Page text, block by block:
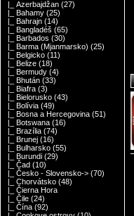
|_ Azerbajdžan (27)
|_ Bahamy (25)
|_ Bahrajn (14)
|_ Bangladéš (65)
|_ Barbados (30)
|_ Barma (Mjanmarsko) (25)
|_ Belgicko (11)
|_ Belize (18)
|_ Bermudy (4)
|_ Bhután (33)
|_ Biafra (3)
|_ Bielorusko (43)
|_ Bolívia (49)
|_ Bosna a Hercegovina (51)
|_ Botswana (16)
|_ Brazília (74)
|_ Brunej (16)
|_ Bulharsko (55)
|_ Burundi (29)
|_ Čad (10)
|_ Česko - Slovensko-> (70)
|_ Chorvátsko (48)
|_ Čierna Hora
|_ Čile (24)
|_ Čína (92)